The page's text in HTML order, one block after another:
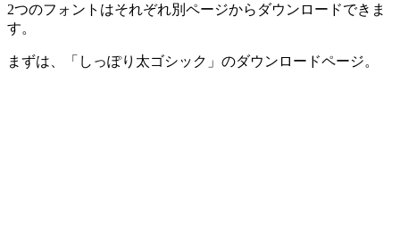
2つのフォントはそれぞれ別ページからダウンロードできま
す。
まずは、「しっぽり太ゴシック」のダウンロードページ。